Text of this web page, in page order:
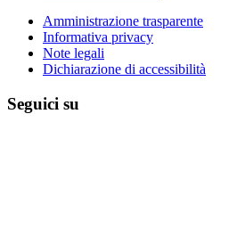
Amministrazione trasparente
Informativa privacy
Note legali
Dichiarazione di accessibilità
Seguici su